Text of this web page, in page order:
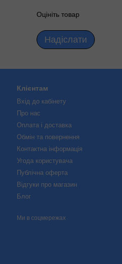
Оцініть товар
Надіслати
Клієнтам
Вхід до кабінету
Про нас
Оплата і доставка
Обмін та повернення
Контактна інформація
Угода користувача
Публічна оферта
Відгуки про магазин
Блог
Ми в соцмережах